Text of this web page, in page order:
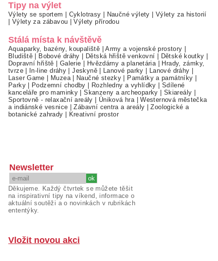
Tipy na výlet
Výlety se sportem Cyklotrasy Naučné výlety
Výlety za historií
Výlety za zábavou |Výlety přírodou
Stálá místa k návštěvě
Aquaparky, bazény, koupaliště |Army a vojenské prostory
Bludiště
Bobové dráhy Dětská hřiště venkovní Dětské koutky
Dopravní hřiště
Galerie Hvězdárny a planetária|
Hrady, zámky,
tvrze| In-line dráhy |Jeskyně| Lanové parky Lanové dráhy
Laser Game
Muzea| Naučné stezky Památky a památníky
Parky| Podzemní chodby Rozhledny a vyhlídky
Sdílené
kanceláře pro maminky |Skanzeny a archeoparky Skiareály
Sportovně - relaxační areály
Úniková hra|Westernová městečka
a indiánské vesnice |Zábavní centra a areály |Zoologické a
botanické zahrady
Kreativní prostor
Newsletter
Děkujeme. Každý čtvrtek se můžete těšit
na inspirativní tipy na víkend, informace o
aktuální soutěži a o novinkách v rubrikách
ententýky.
Vložit novou akci